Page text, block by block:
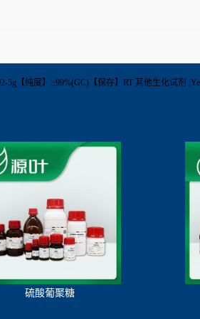
5g【纯度】≥99%(GC)【保存】RT 其他生化试剂
硫酸葡聚糖